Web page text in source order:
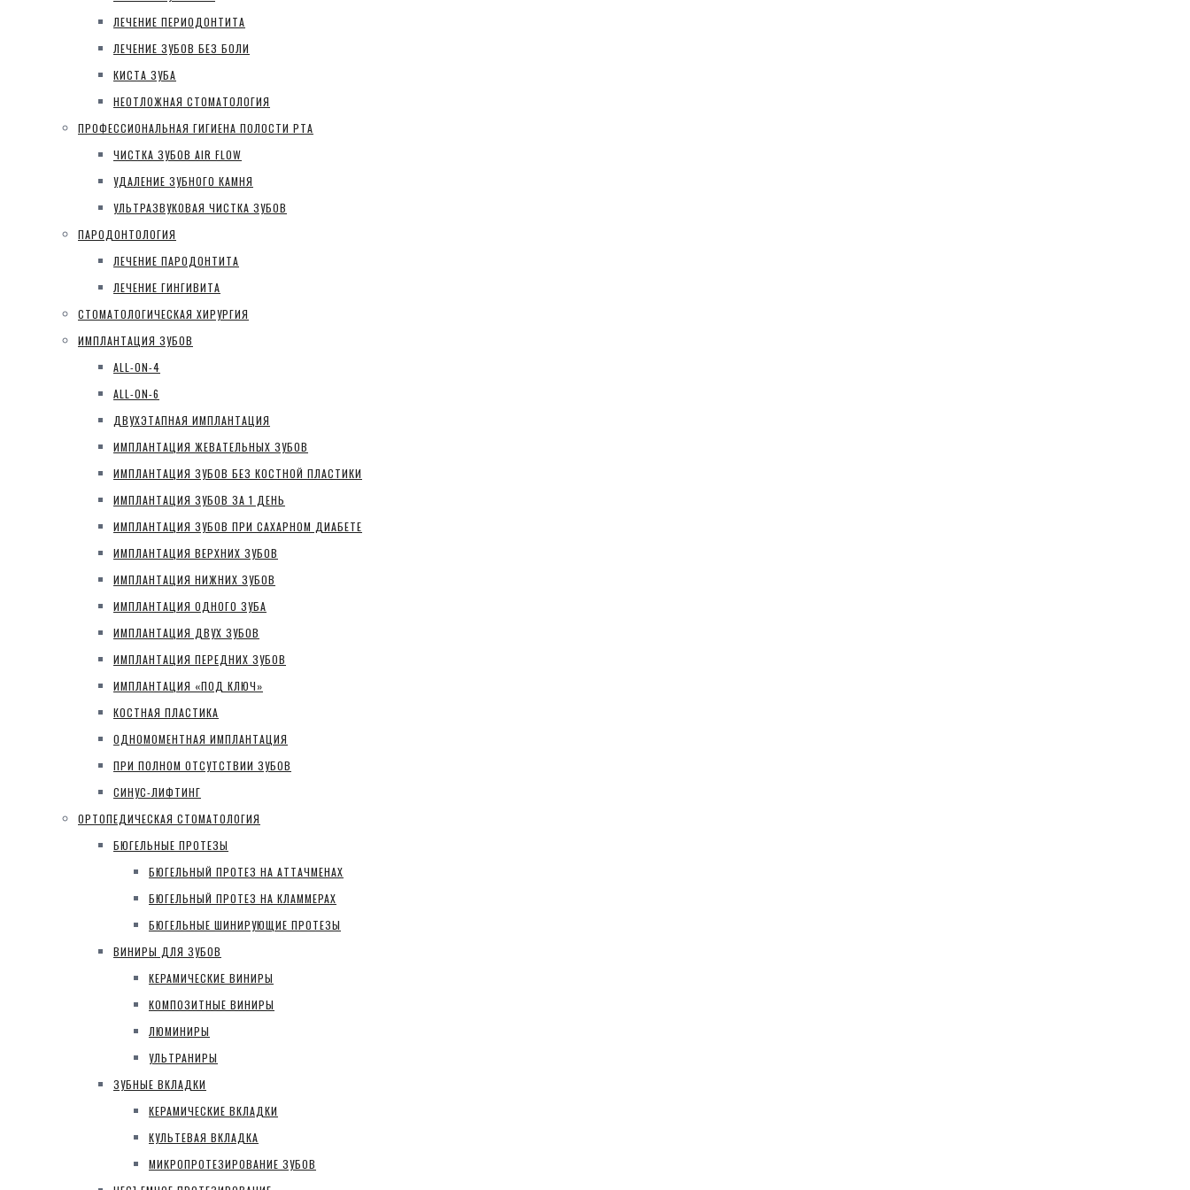
ЛЕЧЕНИЕ ПЕРИОДОНТИТА
ЛЕЧЕНИЕ ЗУБОВ БЕЗ БОЛИ
КИСТА ЗУБА
НЕОТЛОЖНАЯ СТОМАТОЛОГИЯ
ПРОФЕССИОНАЛЬНАЯ ГИГИЕНА ПОЛОСТИ РТА
ЧИСТКА ЗУБОВ AIR FLOW
УДАЛЕНИЕ ЗУБНОГО КАМНЯ
УЛЬТРАЗВУКОВАЯ ЧИСТКА ЗУБОВ
ПАРОДОНТОЛОГИЯ
ЛЕЧЕНИЕ ПАРОДОНТИТА
ЛЕЧЕНИЕ ГИНГИВИТА
СТОМАТОЛОГИЧЕСКАЯ ХИРУРГИЯ
ИМПЛАНТАЦИЯ ЗУБОВ
ALL-ON-4
ALL-ON-6
ДВУХЭТАПНАЯ ИМПЛАНТАЦИЯ
ИМПЛАНТАЦИЯ ЖЕВАТЕЛЬНЫХ ЗУБОВ
ИМПЛАНТАЦИЯ ЗУБОВ БЕЗ КОСТНОЙ ПЛАСТИКИ
ИМПЛАНТАЦИЯ ЗУБОВ ЗА 1 ДЕНЬ
ИМПЛАНТАЦИЯ ЗУБОВ ПРИ САХАРНОМ ДИАБЕТЕ
ИМПЛАНТАЦИЯ ВЕРХНИХ ЗУБОВ
ИМПЛАНТАЦИЯ НИЖНИХ ЗУБОВ
ИМПЛАНТАЦИЯ ОДНОГО ЗУБА
ИМПЛАНТАЦИЯ ДВУХ ЗУБОВ
ИМПЛАНТАЦИЯ ПЕРЕДНИХ ЗУБОВ
ИМПЛАНТАЦИЯ «ПОД КЛЮЧ»
КОСТНАЯ ПЛАСТИКА
ОДНОМОМЕНТНАЯ ИМПЛАНТАЦИЯ
ПРИ ПОЛНОМ ОТСУТСТВИИ ЗУБОВ
СИНУС-ЛИФТИНГ
ОРТОПЕДИЧЕСКАЯ СТОМАТОЛОГИЯ
БЮГЕЛЬНЫЕ ПРОТЕЗЫ
БЮГЕЛЬНЫЙ ПРОТЕЗ НА АТТАЧМЕНАХ
БЮГЕЛЬНЫЙ ПРОТЕЗ НА КЛАММЕРАХ
БЮГЕЛЬНЫЕ ШИНИРУЮЩИЕ ПРОТЕЗЫ
ВИНИРЫ ДЛЯ ЗУБОВ
КЕРАМИЧЕСКИЕ ВИНИРЫ
КОМПОЗИТНЫЕ ВИНИРЫ
ЛЮМИНИРЫ
УЛЬТРАНИРЫ
ЗУБНЫЕ ВКЛАДКИ
КЕРАМИЧЕСКИЕ ВКЛАДКИ
КУЛЬТЕВАЯ ВКЛАДКА
МИКРОПРОТЕЗИРОВАНИЕ ЗУБОВ